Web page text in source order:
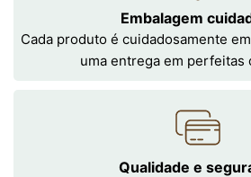
Embalagem
Cada produto é cuidadosamente
uma entrega em perfeitas
Qualidade e